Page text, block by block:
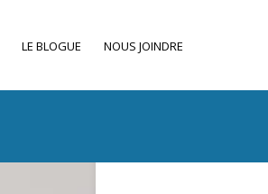
LE BLOGUE NOUS JOINDRE